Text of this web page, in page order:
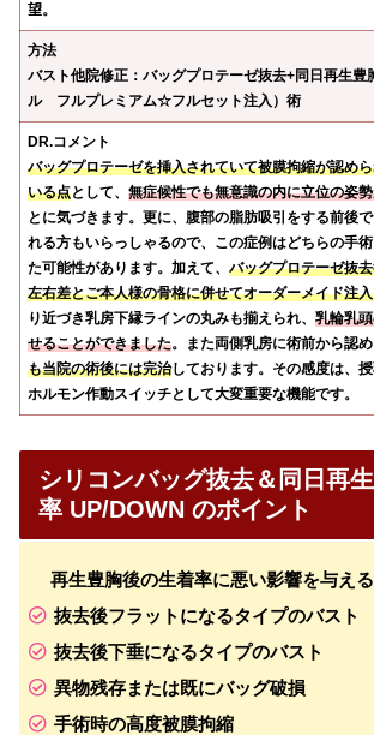
望。
方法
バスト他院修正：バッグプロテーゼ抜去+同日再生豊
ル フルプレミアム☆フルセット注入）術
DR.コメント
バッグプロテーゼを挿入されていて被膜拘縮が認め
いる点として、 無症候性でも無意識の内に立位の姿
とに気づきます。更に、腹部の脂肪吸引をする前後
れる方もいらっしゃるので、この症例はどちらの手
た可能性があります。加えて、 バッグプロテーゼ抜
左右差とご本人様の骨格に併せてオーダーメイド注入
り近づき乳房下縁ラインの丸みも揃えられ、 乳輪乳
せることができました。また両側乳房に術前から認
も当院の術後には完治しております。その感度は、
ホルモン作動スイッチとして大変重要な機能です。
シリコンバッグ抜去＆同日再
率 UP/DOWN のポイント
再生豊胸後の生着率に悪い影響を与え
抜去後フラットになるタイプのバスト
抜去後下垂になるタイプのバスト
異物残存または既にバッグ破損
手術時の高度被膜拘縮